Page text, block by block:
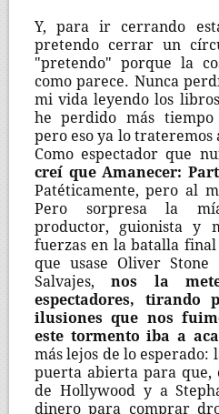
Y, para ir cerrando
pretendo cerrar un
"pretendo" porque la
como parece. Nunca
mi vida leyendo los
he perdido más tiempo
pero eso ya lo trateremos
Como espectador que
creí que Amanecer:
Patéticamente, pero al
Pero sorpresa la
productor, guionista y
fuerzas en la batalla
que usase Oliver Stone
Salvajes,nos la
espectadores,
ilusiones que nos
este tormento iba a
más lejos de lo esperado:
puerta abierta para que,
de Hollywood y a
dinero para comprar